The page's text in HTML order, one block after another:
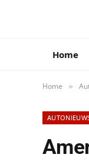
Home
Home »